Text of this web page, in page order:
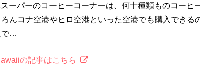
ーパーのコーヒーコーナーは、何十種類ものコーヒ
ろんコナ空港やヒロ空港といった空港でも購入できる
で…
の記事はこちら